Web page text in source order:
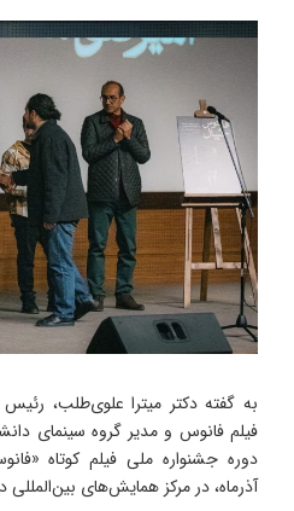
به گفته دکتر میترا علوی‌طلب،
فیلم فانوس و مدیر گروه سینمای
آذرماه، در مرکز همایش‌های بین‌المللی